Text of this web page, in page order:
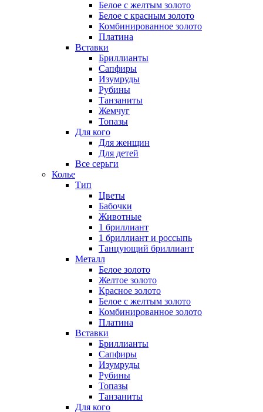
Белое с желтым золото
Белое с красным золото
Комбинированное золото
Платина
Вставки
Бриллианты
Сапфиры
Изумруды
Рубины
Танзаниты
Жемчуг
Топазы
Для кого
Для женщин
Для детей
Все серьги
Колье
Тип
Цветы
Бабочки
Животные
1 бриллиант
1 бриллиант и россыпь
Танцующий бриллиант
Металл
Белое золото
Желтое золото
Красное золото
Белое с желтым золото
Комбинированное золото
Платина
Вставки
Бриллианты
Сапфиры
Изумруды
Рубины
Топазы
Танзаниты
Для кого